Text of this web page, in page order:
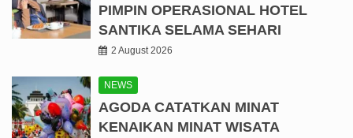
PIMPIN OPERASIONAL HOTEL
SANTIKA SELAMA SEHARI
2 August 2026
NEWS
AGODA CATATKAN MINAT
KENAIKAN MINAT WISATA